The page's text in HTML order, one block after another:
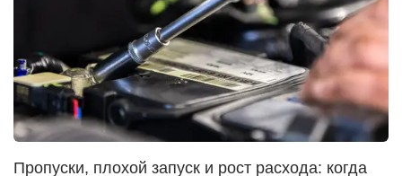
Пропуски, плохой запуск и рост расхода: когда